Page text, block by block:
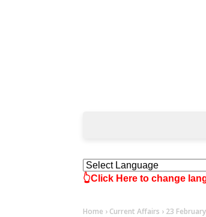
👆Click Here to change
Home › Current Affairs › 23